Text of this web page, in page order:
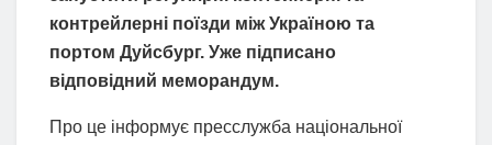
контрейлерні поїзди між Україною та
портом Дуйсбург. Уже підписано
відповідний меморандум.
Про це інформує пресслужба національної